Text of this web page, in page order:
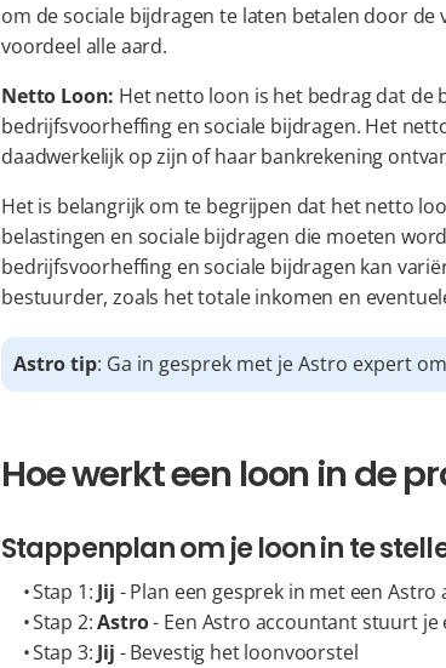
om de sociale bijdragen te laten betalen door
voordeel alle aard.
Netto Loon: Het netto loon is het bedrag dat
bedrijfsvoorheffing en sociale bijdragen. Het
daadwerkelijk op zijn of haar bankrekening
Het is belangrijk om te begrijpen dat het netto
belastingen en sociale bijdragen die moeten
bedrijfsvoorheffing en sociale bijdragen kan
bestuurder, zoals het totale inkomen en
Astro tip: Ga in gesprek met je Astro expert
Hoe werkt een loon in de
Stappenplan om je loon in te
  Stap 1:
Jij - Plan een gesprek in met een
  Stap 2:
Astro - Een Astro accountant stuurt je
  Stap 3:
Jij - Bevestig het loonvoorstel